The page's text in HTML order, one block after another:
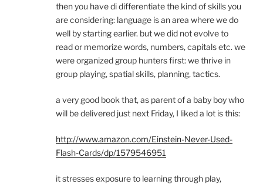
then you have di differentiate the kind of skills you
are considering: language is an area where we do
well by starting earlier. but we did not evolve to
read or memorize words, numbers, capitals etc. we
were organized group hunters first: we thrive in
group playing, spatial skills, planning, tactics.
a very good book that, as parent of a baby boy who
will be delivered just next Friday, I liked a lot is this:
http://www.amazon.com/Einstein-Never-Used-
Flash-Cards/dp/1579546951
it stresses exposure to learning through play,